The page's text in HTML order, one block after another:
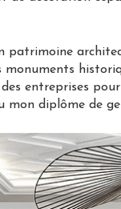
patrimoine
entreprises
mon diplôme de